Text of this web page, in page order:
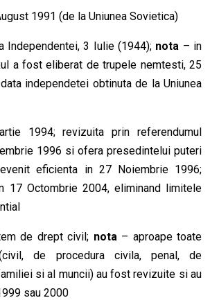
1991 (de la Uniunea Sovietica)
Independentei, 3 Iulie (1944); nota – in
a fost eliberat de trupele nemtesti, 25
independetei obtinuta de la Uniunea
1994; revizuita prin referendumul
1996 si ofera presedintelui puteri
eficienta in 27 Noiembrie 1996;
17 Octombrie 2004, eliminand limitele
de drept civil; nota– aproape toate
de procedura civila, penal, de
si al muncii) au fost revizuite si au
sau 2000